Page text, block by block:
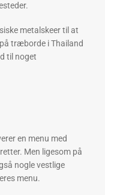
metalskeer til at
træborde i Thailand
til noget
en menu med
Men ligesom på
nogle vestlige
menu.